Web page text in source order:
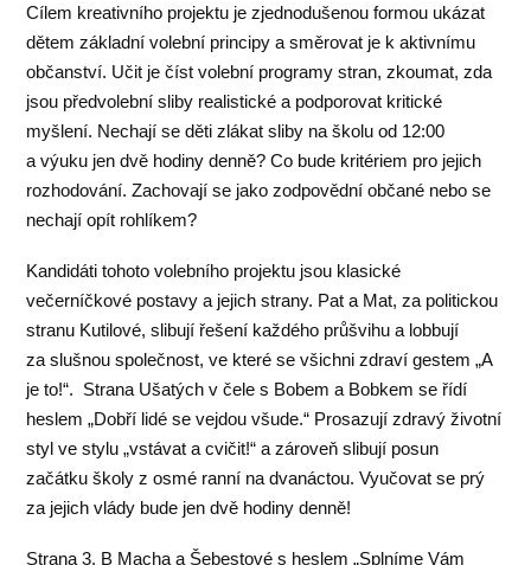
Cílem kreativního projektu je zjednodušenou formou ukázat
dětem základní volební principy a směrovat je k aktivnímu
občanství. Učit je číst volební programy stran, zkoumat, zda
jsou předvolební sliby realistické a podporovat kritické
myšlení. Nechají se děti zlákat sliby na školu od 12:00
a výuku jen dvě hodiny denně? Co bude kritériem pro jejich
rozhodování. Zachovají se jako zodpovědní občané nebo se
nechají opít rohlíkem?
Kandidáti tohoto volebního projektu jsou klasické
večerníčkové postavy a jejich strany. Pat a Mat, za politickou
stranu Kutilové, slibují řešení každého průšvihu a lobbují
za slušnou společnost, ve které se všichni zdraví gestem „A
je to!“. Strana Ušatých v čele s Bobem a Bobkem se řídí
heslem „Dobří lidé se vejdou všude.“ Prosazují zdravý životní
styl ve stylu „vstávat a cvičit!“ a zároveň slibují posun
začátku školy z osmé ranní na dvanáctou. Vyučovat se prý
za jejich vlády bude jen dvě hodiny denně!
Strana 3. B Macha a Šebestové s heslem „Splníme Vám